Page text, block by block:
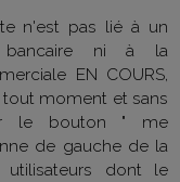
n'est pas lié à un
bancaire ni à la
EN COURS,
moment et sans
le bouton " me
de gauche de la
utilisateurs dont le